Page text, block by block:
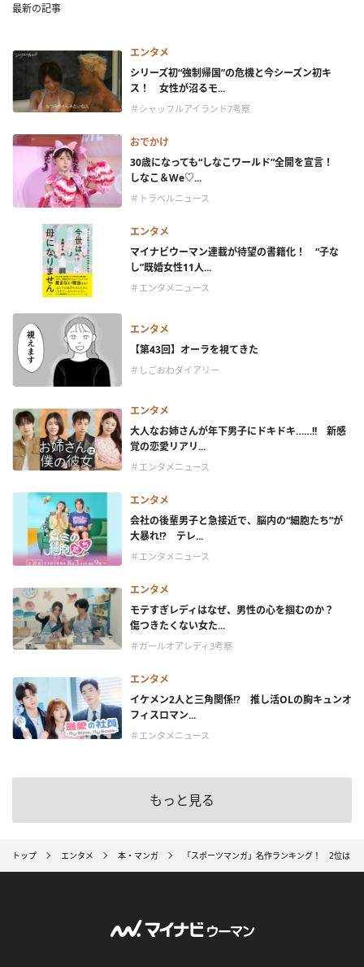
最新の記事
エンタメ
シリーズ初“強制帰国”の危機と今シーズン初キ
ス！ 女性が沼るモ...
＃シャッフルアイランド7考察
おでかけ
30歳になっても“しなこワールド”全開を宣言！
しなこ＆We♡...
＃トラベルニュース
エンタメ
マイナビウーマン連載が待望の書籍化！ “子な
し”既婚女性11人...
＃エンタメニュース
エンタメ
【第43回】オーラを視てきた
＃しごおわダイアリー
エンタメ
大人なお姉さんが年下男子にドキドキ……!! 新感
覚の恋愛リアリ...
＃エンタメニュース
エンタメ
会社の後輩男子と急接近で、脳内の“細胞たち”が
大暴れ!? テレ...
＃エンタメニュース
エンタメ
モテすぎレディはなぜ、男性の心を掴むのか？
傷つきたくない女た...
＃ガールオアレディ3考察
エンタメ
イケメン2人と三角関係!? 推し活OLの胸キュンオ
フィスロマン...
＃エンタメニュース
もっと見る
トップ エンタメ 本・マンガ 「スポーツマンガ」名作ランキング！ 2位は『